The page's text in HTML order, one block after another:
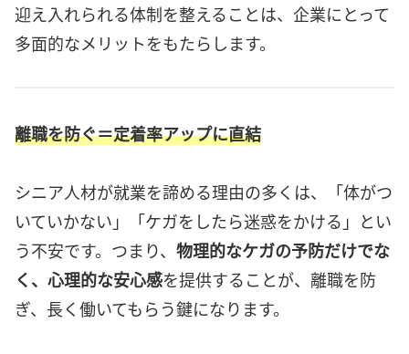
迎え入れられる体制を整えることは、企業にとって
多面的なメリットをもたらします。
離職を防ぐ＝定着率アップに直結
シニア人材が就業を諦める理由の多くは、「体がつ
いていかない」「ケガをしたら迷惑をかける」とい
う不安です。つまり、 物理的なケガの予防だけでな
く、心理的な安心感を提供することが、離職を防
ぎ、長く働いてもらう鍵になります。